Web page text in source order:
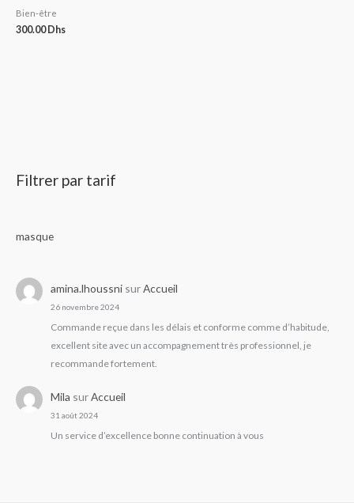
Filtrer par tarif
masque
amina.lhoussni surAccueil
26 novembre 2024
Commande reçue dans les délais et conforme comme d’habitude,
excellent site avec un accompagnement très professionnel, je
recommande fortement.
Mila surAccueil
31 août 2024
Un service d’excellence bonne continuation à vous
Bien-être
300.00Dhs